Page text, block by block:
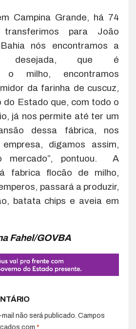
Campina Grande, há 74
para João
nós encontramos a
desejada, que é
o milho, encontramos
da farinha de cuscuz,
do Estado que, com todo o
já nos permite até ter um
dessa fábrica, nos
digamos assim,
mercado”, pontuou. A
fabrica flocão de milho,
passará a produzir,
batata chips e aveia em
Fahel/GOVBA
não será publicado. Campos
com *